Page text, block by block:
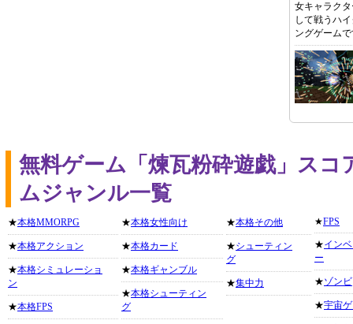
女キャラク
して戦うハ
ングゲーム
無料ゲーム「煉瓦粉砕遊戯」ス
ムジャンル一覧
★本格MMORPG
★本格アクション
★本格シミュレーショ
ン
★本格FPS
★本格女性向け
★本格カード
★本格ギャンブル
★本格シューティン
グ
★本格その他
★シューティン
グ
★集中力
★FPS
★イン
ー
★ゾンビ
★宇宙